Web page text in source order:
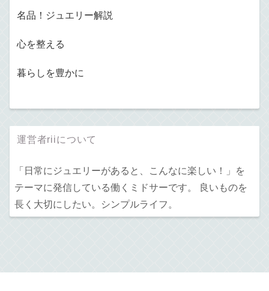
名品！ジュエリー解説
心を整える
暮らしを豊かに
運営者riiについて
「日常にジュエリーがあると、こんなに楽しい！」を
テーマに発信している働くミドサーです。 良いものを
長く大切にしたい。シンプルライフ。